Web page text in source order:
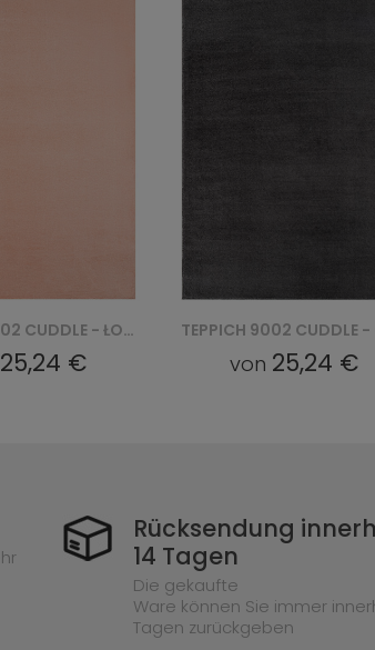
TEPPICH 9002 CUDDLE - CZARNY
25,24 € von 25,24 €
Rücksendung
14 Tagen
Die gekaufte
Ware können Sie immer
Tagen zurückgeben